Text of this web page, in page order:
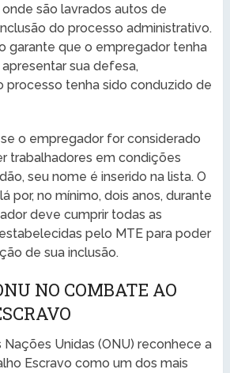
são lavrados autos de
do processo administrativo.
garante que o empregador tenha
sua defesa,
processo tenha sido conduzido de
o empregador for considerado
trabalhadores em condições
seu nome é inserido na lista. O
por, no mínimo, dois anos, durante
deve cumprir todas as
pelo MTE para poder
de sua inclusão.
NO COMBATE AO
Nações Unidas (ONU) reconhece a
Escravo como um dos mais